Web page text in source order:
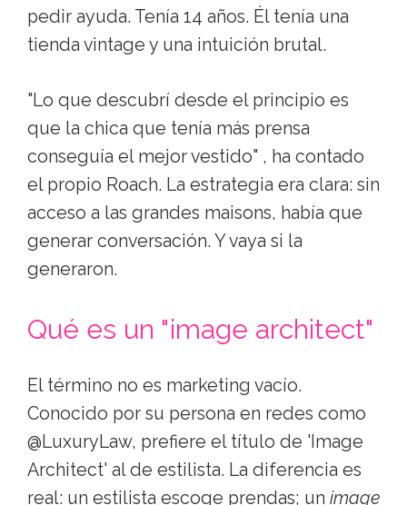
pedir ayuda. Tenía 14 años. Él tenía una
tienda vintage y una intuición brutal.
"Lo que descubrí desde el principio es
que la chica que tenía más prensa
conseguía el mejor vestido" , ha contado
el propio Roach. La estrategia era clara: sin
acceso a las grandes maisons, había que
generar conversación. Y vaya si la
generaron.
Qué es un "image architect"
El término no es marketing vacío.
Conocido por su persona en redes como
@LuxuryLaw, prefiere el título de 'Image
Architect' al de estilista. La diferencia es
real: un estilista escoge prendas; un image